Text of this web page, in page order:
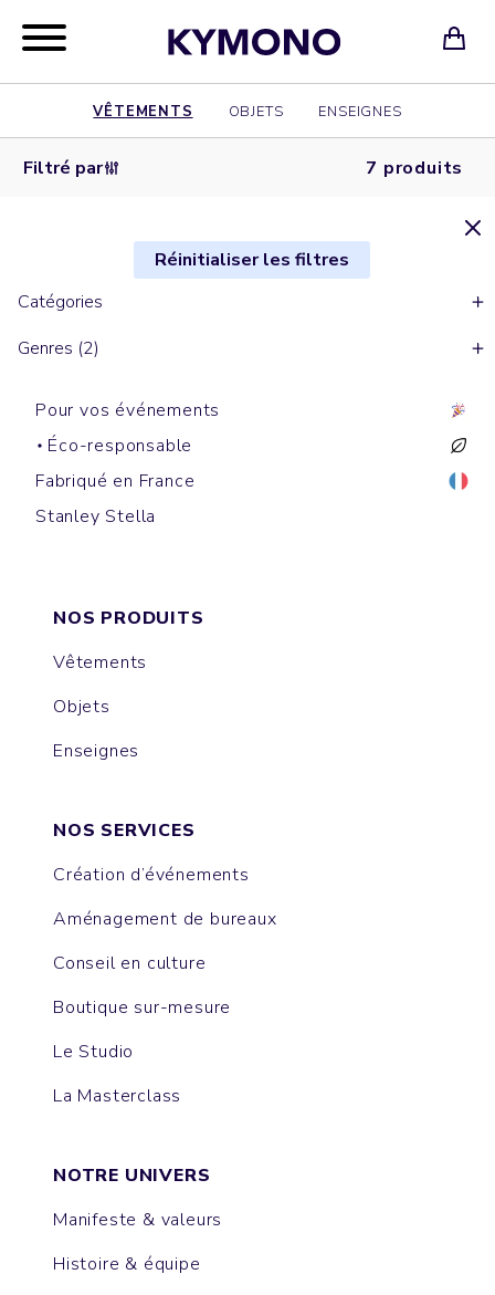
VÊTEMENTS OBJETS ENSEIGNES
Filtré par 7 produits
Réinitialiser les filtres
Catégories
Genres (2)
Pour vos événements
Éco-responsable
Fabriqué en France
Stanley Stella
T-shirts manches courtes
PRESENTER
T-shirts manches courtes
MUSER
T-shirts manches courtes
COLLIDER
T-shirts manches courtes
ISLA
T-shirts manches courtes
NOVA
T-shirts manches courtes
EXPRESSER
T-shirts manches courtes
RAYA
NOS PRODUITS
Vêtements
Objets
Enseignes
NOS SERVICES
Création d’événements
Aménagement de bureaux
Conseil en culture
Boutique sur-mesure
Le Studio
La Masterclass
NOTRE UNIVERS
Manifeste & valeurs
Histoire & équipe